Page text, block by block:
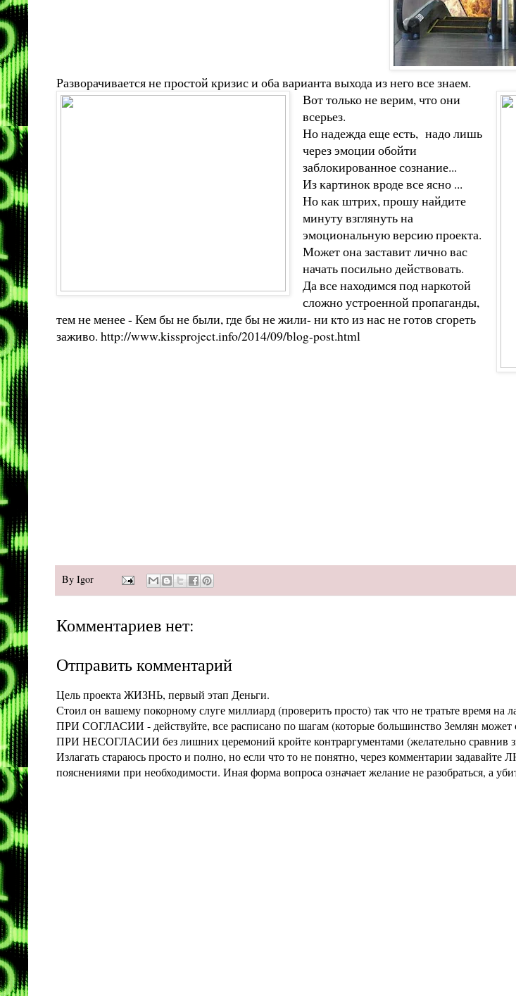
Разворачивается не простой кризис и оба варианта выхода из него все знаем.
Вот только не верим, что они
всерьез.
Но надежда еще есть, надо лишь
через эмоции обойти
заблокированное сознание...
Из картинок вроде все ясно ...
Но как штрих, прошу найдите
минуту взглянуть на
эмоциональную версию проекта.
Может она заставит лично вас
начать посильно действовать.
Да все находимся под наркотой
сложно устроенной пропаганды,
тем не менее - Кем бы не были, где бы не жили- ни кто из нас не готов сгореть
заживо. http://www.kissproject.info/2014/09/blog-post.html
By Igor
Комментариев нет:
Отправить комментарий
Цель проекта ЖИЗНЬ, первый этап Деньги.
Стоил он вашему покорному слуге миллиард (проверить просто) так что не тратьте время
ПРИ СОГЛАСИИ - действуйте, все расписано по шагам (которые большинство Землян может
ПРИ НЕСОГЛАСИИ без лишних церемоний кройте контраргументами (желательно сравнив
Излагать стараюсь просто и полно, но если что то не понятно, через комментарии
пояснениями при необходимости. Иная форма вопроса означает желание не разобраться, а